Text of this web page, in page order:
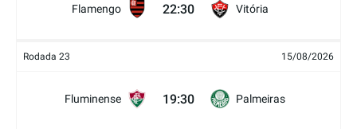
Flamengo 22:30 Vitória
Rodada 23 15/08/2026
Fluminense 19:30 Palmeiras